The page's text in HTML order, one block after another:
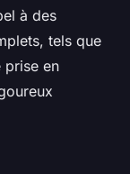
à des
tels que
prise en